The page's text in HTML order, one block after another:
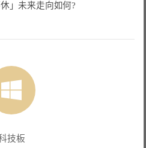
」未来走向如何?
技板